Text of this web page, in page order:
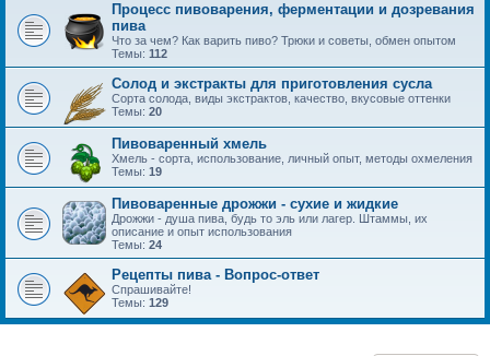
Процесс пивоварения, ферментации и дозревания
пива
Что за чем? Как варить пиво? Трюки и советы, обмен опытом
Темы: 112
Солод и экстракты для приготовления сусла
Сорта солода, виды экстрактов, качество, вкусовые оттенки
Темы: 20
Пивоваренный хмель
Хмель - сорта, использование, личный опыт, методы охмеления
Темы: 19
Пивоваренные дрожжи - сухие и жидкие
Дрожжи - душа пива, будь то эль или лагер. Штаммы, их
описание и опыт использования
Темы: 24
Рецепты пива - Вопрос-ответ
Спрашивайте!
Темы: 129